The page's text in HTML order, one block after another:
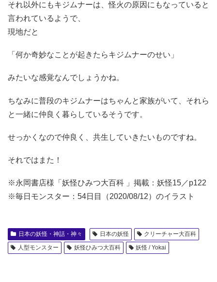
それ以外にもキジムナーは、怪火の原因にもなっていると
言われているようで、
現地だと
「何か奇妙なことが起きたらキジムナーのせい」
みたいな感覚なんでしょうかね。
ちなみに普段のキジムナーはちゃんと家族がいて、それら
と一緒に仲良く暮らしているそうです。
せっかくなので仲良く、共生していきたいものですね。
それではまた！
※永岡書店様「妖怪ひみつ大百科 」掲載：妖怪15／p122
※毎日モンスター：54日目（2020/08/12）のイラスト
日本の妖怪・神話・神々 日本の妖怪
クリーチャー大百科
人型モンスター
妖怪ひみつ大百科 妖怪 / Yokai